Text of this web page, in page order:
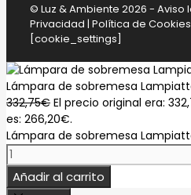
© Luz & Ambiente 2026 - Aviso
Privacidad | Política de Cookies
[cookie_settings]
Lámpara de sobremesa
332,75€ El precio original era:
es: 266,20€.
Lámpara de sobremesa
Añadir al carrito